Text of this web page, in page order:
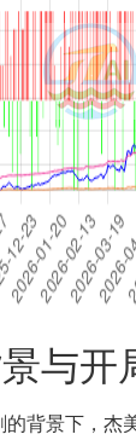
与开
的背景下，杰